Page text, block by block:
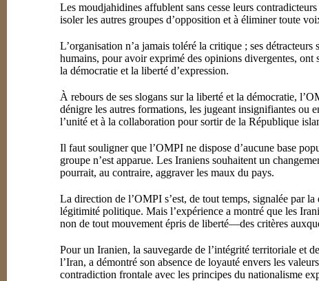
Les moudjahidines affublent sans cesse leurs
isoler les autres groupes d’opposition et à éliminer toute
L’organisation n’a jamais toléré la critique ; ses
humains, pour avoir exprimé des opinions divergentes,
la démocratie et la liberté d’expression.
À rebours de ses slogans sur la liberté et la démocratie,
dénigre les autres formations, les jugeant insignifiantes ou
l’unité et à la collaboration pour sortir de la République
Il faut souligner que l’OMPI ne dispose d’aucune base
groupe n’est apparue. Les Iraniens souhaitent un
pourrait, au contraire, aggraver les maux du pays.
La direction de l’OMPI s’est, de tout temps, signalée par
légitimité politique. Mais l’expérience a montré que les
non de tout mouvement épris de liberté—des critères
Pour un Iranien, la sauvegarde de l’intégrité territoriale et
l’Iran, a démontré son absence de loyauté envers les
contradiction frontale avec les principes du nationalisme